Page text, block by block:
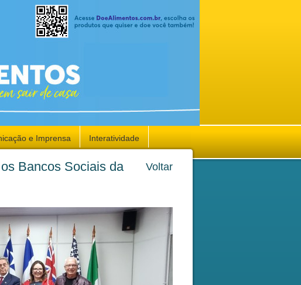
e Imprensa Interatividade
Voltar
Bancos Sociais da